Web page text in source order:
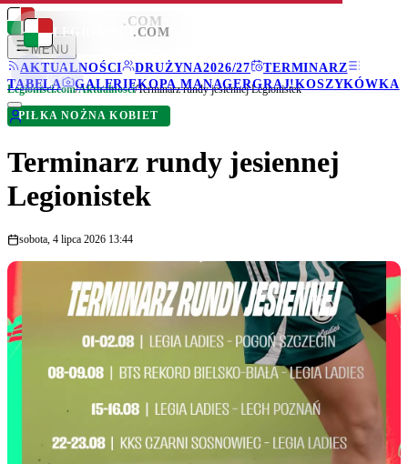
LEGIONISCI .COM
MENU
AKTUALNOŚCI
DRUŻYNA2026/27
TERMINARZ
TABELA
GALERIEKOPA MANAGERGRAJ!KOSZYKÓWKA
LEGIONISCI .COM
Legionisci.com/Aktualności/Terminarz rundy jesiennej Legionistek
PIŁKA NOŻNA KOBIET
Terminarz rundy jesiennej
Legionistek
sobota, 4 lipca 2026 13:44